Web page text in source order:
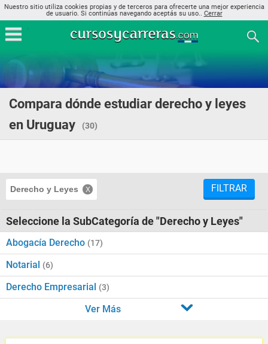
Nuestro sitio utiliza cookies propias y de terceros para ofrecerte una mejor experiencia
de usuario. Si continúas navegando aceptás su uso.. Cerrar
Compara dónde estudiar derecho y leyes
en Uruguay
(30)
Derecho y Leyes FILTRAR
Seleccione la SubCategoría de "Derecho y Leyes"
Abogacía Derecho (17)
Notarial (6)
Derecho Empresarial (3)
Ver Más